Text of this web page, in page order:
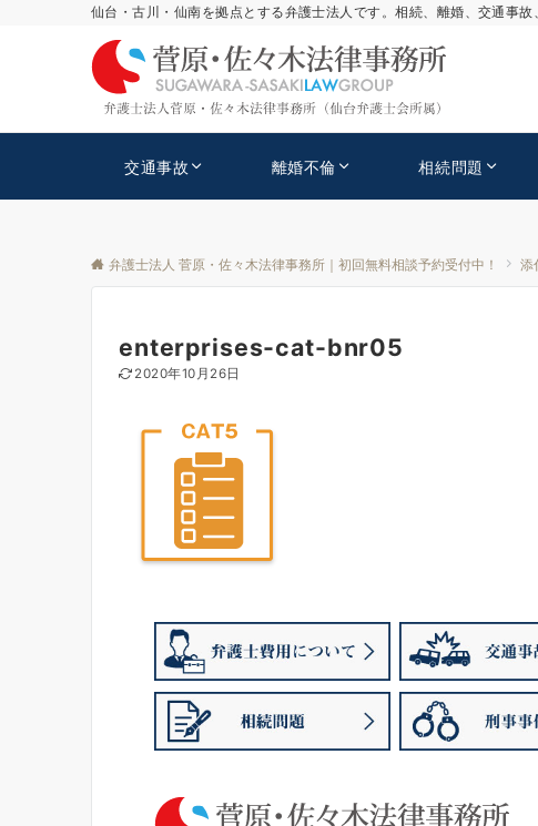
仙台・古川・仙南を拠点とする弁護士法人です。相続、離婚、交通事
交通事故 離婚不倫 相続問題
弁護士法人 菅原・佐々木法律事務所｜初回無料相談予約受付中！ 添
enterprises-cat-bnr05
2020年10月26日